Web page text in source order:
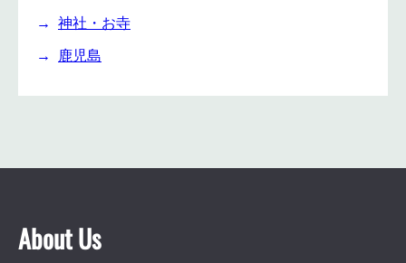
神社・お寺
鹿児島
About Us